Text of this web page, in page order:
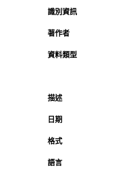
識別資訊
著作者
資料類型
描述
日期
格式
語言